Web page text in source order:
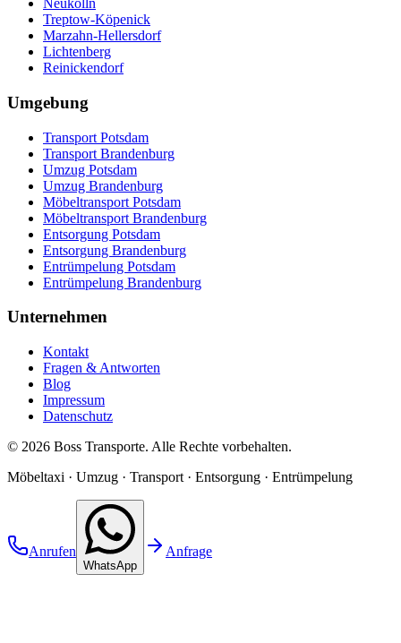
Neukölln
Treptow-Köpenick
Marzahn-Hellersdorf
Lichtenberg
Reinickendorf
Umgebung
Transport Potsdam
Transport Brandenburg
Umzug Potsdam
Umzug Brandenburg
Möbeltransport Potsdam
Möbeltransport Brandenburg
Entsorgung Potsdam
Entsorgung Brandenburg
Entrümpelung Potsdam
Entrümpelung Brandenburg
Unternehmen
Kontakt
Fragen & Antworten
Blog
Impressum
Datenschutz
© 2026 Boss Transporte. Alle Rechte vorbehalten.
Möbeltaxi · Umzug · Transport · Entsorgung · Entrümpelung
Anrufen
WhatsApp
Anfrage